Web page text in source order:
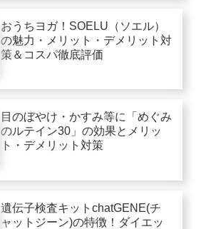
おうちヨガ！SOELU（ソエル）
の魅力・メリット・デメリット対
策＆コスパ徹底評価
目のぼやけ・かすみ等に「めぐみ
のルテイン30」の効果とメリッ
ト・デメリット対策
遺伝子検査キットchatGENE(チ
ャットジーン)の特徴！ダイエッ